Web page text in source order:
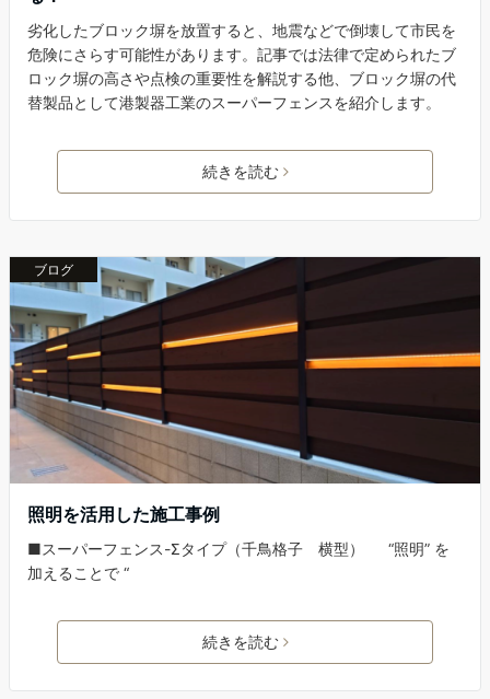
劣化したブロック塀を放置すると、地震などで倒壊して市民を
危険にさらす可能性があります。記事では法律で定められたブ
ロック塀の高さや点検の重要性を解説する他、ブロック塀の代
替製品として港製器工業のスーパーフェンスを紹介します。
続きを読む
ブログ
照明を活用した施工事例
■スーパーフェンス-Σタイプ（千鳥格子 横型） “照明” を
加えることで “
続きを読む